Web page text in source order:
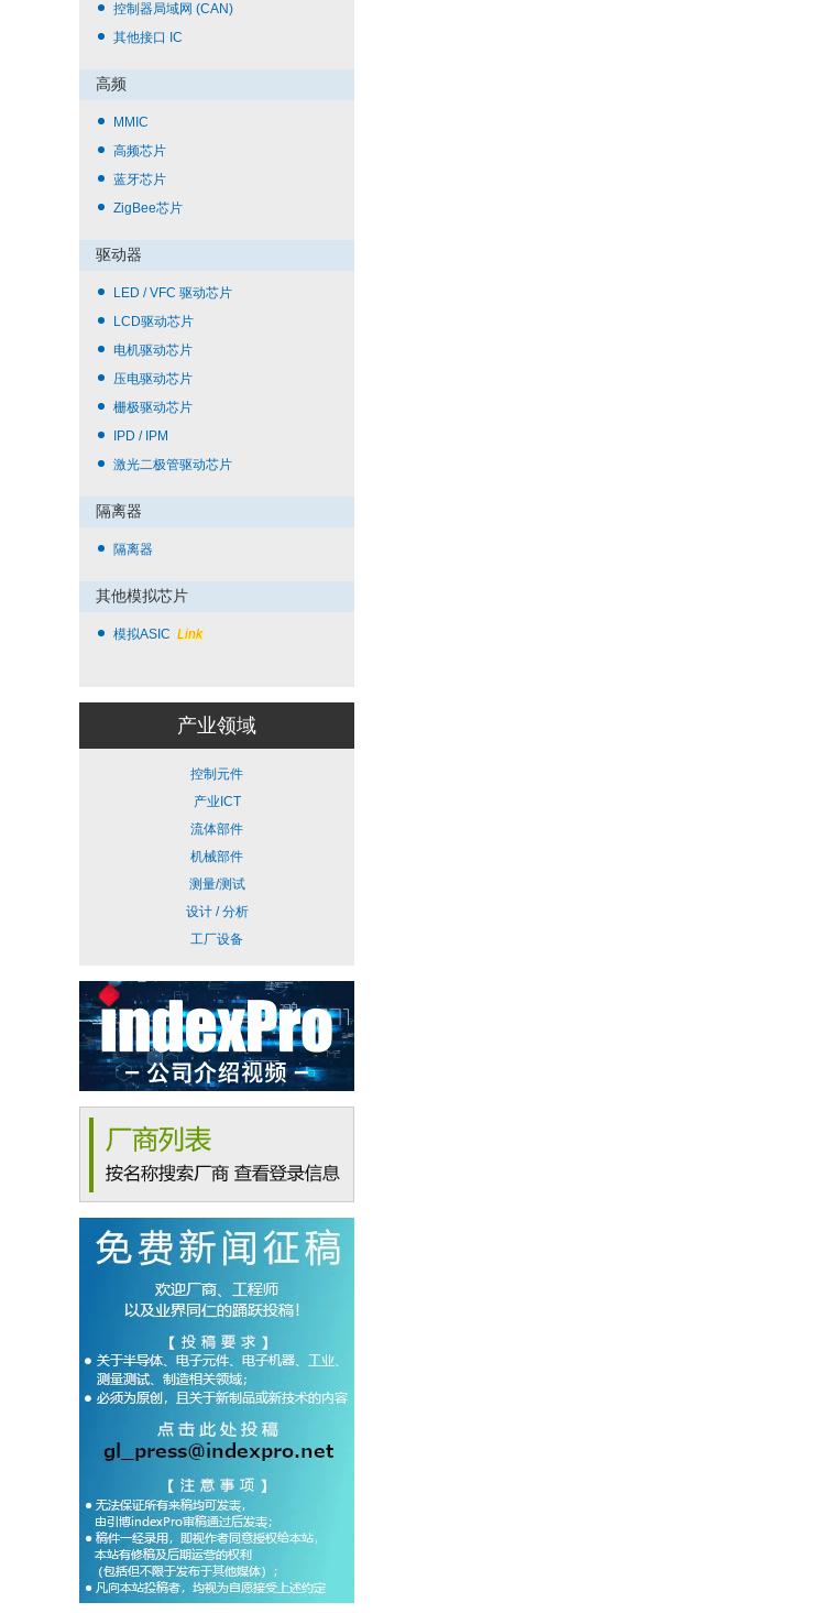
控制器局域网 (CAN)
其他接口 IC
高频
MMIC
高频芯片
蓝牙芯片
ZigBee芯片
驱动器
LED / VFC 驱动芯片
LCD驱动芯片
电机驱动芯片
压电驱动芯片
栅极驱动芯片
IPD / IPM
激光二极管驱动芯片
隔离器
隔离器
其他模拟芯片
模拟ASIC Link
产业领域
控制元件
产业ICT
流体部件
机械部件
测量/测试
设计 / 分析
工厂设备